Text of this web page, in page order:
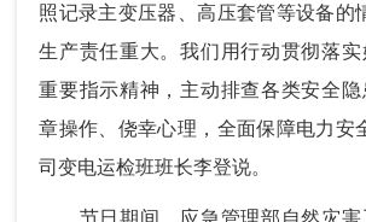
照记录主变压器、高压套管等设备的
生产责任重大。我们用行动贯彻落
重要指示精神，主动排查各类安全
章操作、侥幸心理，全面保障电力安
司变电运检班班长李登说。
节日期间，应急管理部自然灾害